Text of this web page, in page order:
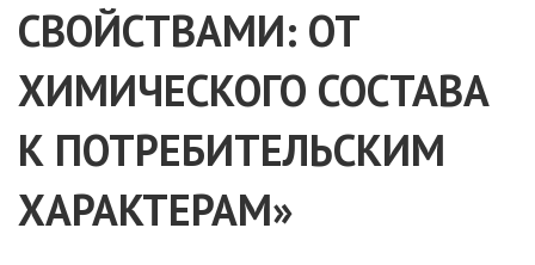
СВОЙСТВАМИ: ОТ
ХИМИЧЕСКОГО СОСТАВА
К ПОТРЕБИТЕЛЬСКИМ
ХАРАКТЕРАМ»